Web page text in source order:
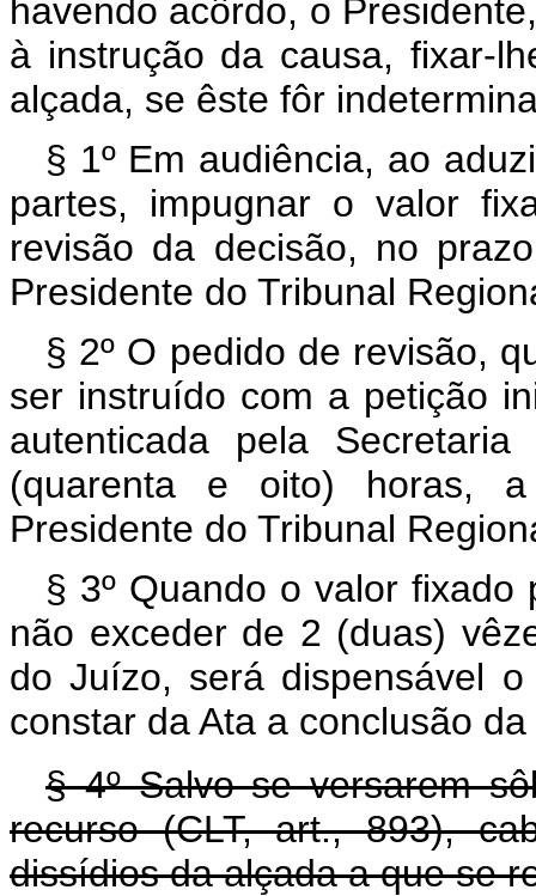
havendo acôrdo, o
à instrução da causa, fixar-
alçada, se êste fôr
§ 1º Em audiência, ao
partes, impugnar o valor
revisão da decisão, no
Presidente do Tribunal
§ 2º O pedido de revisão,
ser instruído com a petição
autenticada pela
(quarenta e oito) horas,
Presidente do Tribunal
§ 3º Quando o valor
não exceder de 2 (duas)
do Juízo, será dispensável
constar da Ata a conclusão
§ 4º Salvo se versarem
recurso (CLT, art., 893),
dissídios da alçada a que se